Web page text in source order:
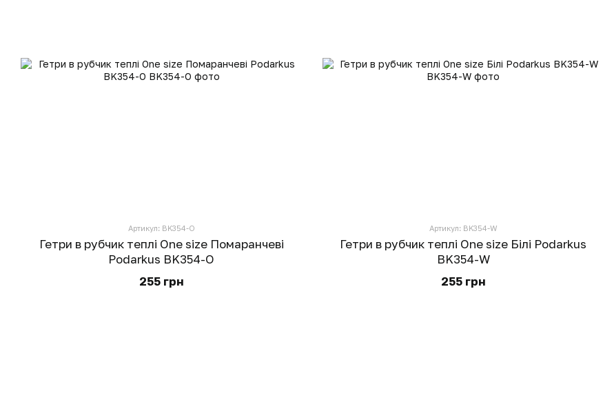
Артикул: BK354-O
Гетри в рубчик теплі One size Помаранчеві
Podarkus BK354-O
255 грн
Артикул: BK354-W
Гетри в рубчик теплі One size Білі Podarkus
BK354-W
255 грн